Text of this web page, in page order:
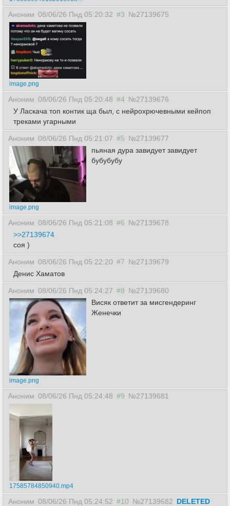
Аноним 08/06/26 Пнд 05:20:32 #3 №27139675
image.png
Аноним 08/06/26 Пнд 05:20:48 #4 №27139676
У Ласкача топ контик ща был, с нейрохрючевными кейпоп
треками угарными
Аноним 08/06/26 Пнд 05:21:07 #5 №27139677
image.png
пьяная дура завидует завидует
бубубубу
Аноним 08/06/26 Пнд 05:21:08 #6 №27139678
>>27139674
соя )
Аноним 08/06/26 Пнд 05:22:20 #7 №27139679
Денис Хаматов
Аноним 08/06/26 Пнд 05:24:27 #8 №27139680
image.png
Висяк ответит за мисгендеринг
Женечки
Аноним 08/06/26 Пнд 05:24:48 #9 №27139681
17585784850940.mp4
Аноним 08/06/26 Пнд 05:24:52 #10 №27139682 DELETED